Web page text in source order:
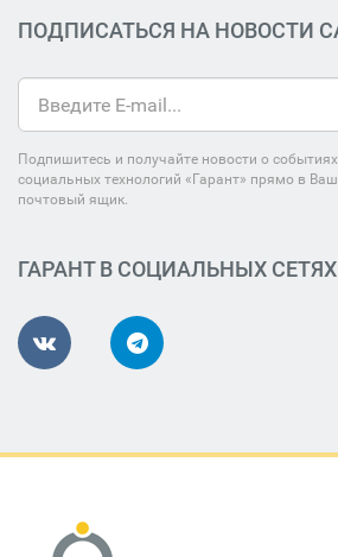
ПОДПИСАТЬСЯ НА НОВОСТИ
Подпишитесь и получайте новости о
социальных технологий «Гарант» прямо в
почтовый ящик.
ГАРАНТ В СОЦИАЛЬНЫХ СЕТЯХ